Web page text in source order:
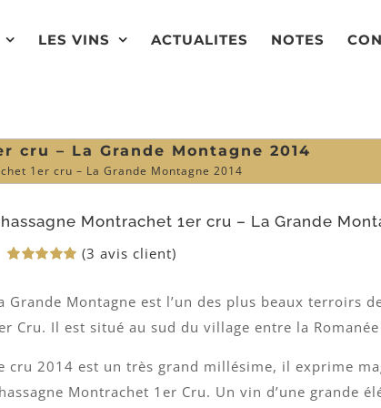
LES VINS ACTUALITES NOTES
cru – La Grande Montagne 2014
1er cru – La Grande Montagne 2014
Montrachet 1er cru – La Grande
sur
client
(3 avis client)
Grande Montagne est l’un des plus beaux terroirs
Cru. Il est situé au sud du village entre la
cru 2014 est un très grand millésime, il exprime
Montrachet 1er Cru. Un vin d’une grande